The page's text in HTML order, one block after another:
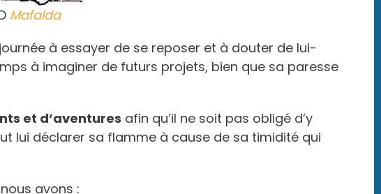
Mafalda
à essayer de se reposer et à douter de lui-
à imaginer de futurs projets, bien que sa paresse
et d’aventures afin qu’il ne soit pas obligé d’y
lui déclarer sa flamme à cause de sa timidité qui
avons :